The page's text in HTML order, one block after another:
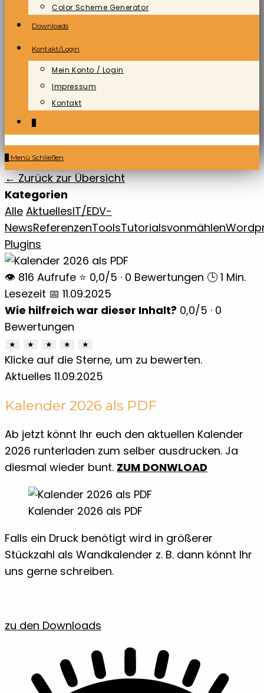
Color Scheme Generator
Downloads
Kontakt/Login
Mein Konto / Login
Impressum
Kontakt
Menü Schließen
← Zurück zur Übersicht
Kategorien
Alle AktuellesIT/EDV-
NewsReferenzenToolsTutorialsvonmählen
Plugins
👁 816 Aufrufe ⭐ 0,0/5 · 0 Bewertungen 🕒 1 Min.
Lesezeit 📅 11.09.2025
Wie hilfreich war dieser Inhalt? 0,0/5 · 0
Bewertungen
★ ★ ★ ★ ★
Klicke auf die Sterne, um zu bewerten.
Aktuelles 11.09.2025
Kalender 2026 als PDF
Ab jetzt könnt Ihr euch den aktuellen Kalender
2026 runterladen zum selber ausdrucken. Ja
diesmal wieder bunt. ZUM DONWLOAD
Kalender 2026 als PDF
Falls ein Druck benötigt wird in größerer
Stückzahl als Wandkalender z. B. dann könnt Ihr
uns gerne schreiben.
zu den Downloads